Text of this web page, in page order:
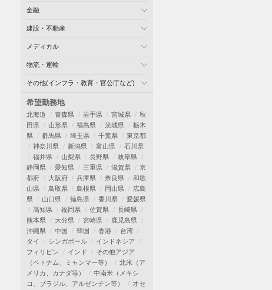
金融
建設・不動産
メディカル
物流・運輸
その他(インフラ・教育・官公庁など)
希望勤務地
北海道 青森県 岩手県 宮城県
秋
田県
山形県 福島県 茨城県
栃木
県
群馬県 埼玉県 千葉県
東京都
神奈川県
新潟県 富山県
石川県
福井県
山梨県 長野県
岐阜県
静岡県
愛知県 三重県 滋賀県
京
都府
大阪府 兵庫県 奈良県
和歌
山県
鳥取県 島根県 岡山県
広島
県
山口県 徳島県 香川県
愛媛県
高知県
福岡県 佐賀県
長崎県
熊本県
大分県 宮崎県
鹿児島県
沖縄県
中国 韓国 香港
台湾
タイ
シンガポール
インドネシア
フィリピン
インド
その他アジア
（ベトナム、ミャンマー等）
北米（ア
メリカ、カナダ等）
中南米（メキシ
コ、ブラジル、アルゼンチン等）
オセ